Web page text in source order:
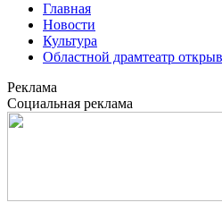
Главная
Новости
Культура
Областной драмтеатр
Реклама
Социальная реклама